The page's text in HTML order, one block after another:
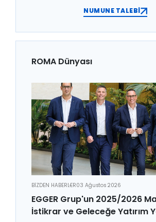
NUMUNE TALEBİ
ROMA Dünyası
BİZDEN HABERLER03 Ağustos 2026
EGGER Grup'un 2025/2026
İstikrar ve Geleceğe Yatırım